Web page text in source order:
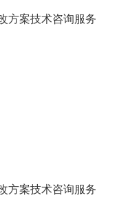
方案技术咨询服务
方案技术咨询服务